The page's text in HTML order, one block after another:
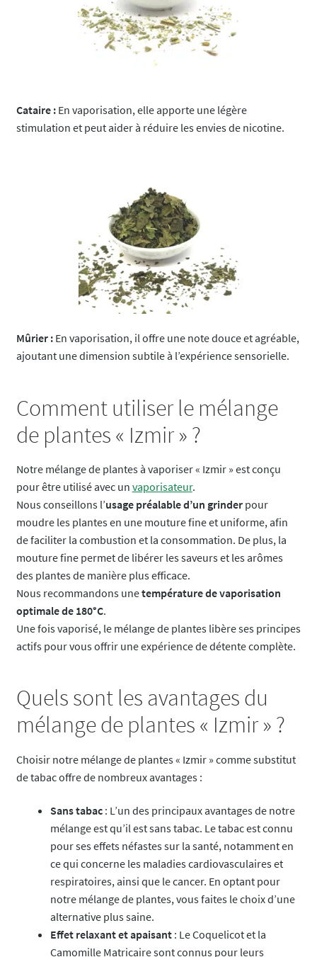
Cataire :En vaporisation, elle apporte une légère
stimulation et peut aider à réduire les envies de nicotine.
Mûrier :En vaporisation, il offre une note douce et agréable,
ajoutant une dimension subtile à l’expérience sensorielle.
Comment utiliser le mélange
de plantes « Izmir » ?
Notre mélange de plantes à vaporiser « Izmir » est conçu
pour être utilisé avec un vaporisateur.
Nous conseillons l’usage préalable d’un grinderpour
moudre les plantes en une mouture fine et uniforme, afin
de faciliter la combustion et la consommation. De plus, la
mouture fine permet de libérer les saveurs et les arômes
des plantes de manière plus efficace.
Nous recommandons unetempérature de vaporisation
optimale de 180°C.
Une fois vaporisé, le mélange de plantes libère ses principes
actifs pour vous offrir une expérience de détente complète.
Quels sont les avantages du
mélange de plantes « Izmir » ?
Choisir notre mélange de plantes « Izmir » comme substitut
de tabac offre de nombreux avantages :
Sans tabac: L’un des principaux avantages de notre
mélange est qu’il est sans tabac. Le tabac est connu
pour ses effets néfastes sur la santé, notamment en
ce qui concerne les maladies cardiovasculaires et
respiratoires, ainsi que le cancer. En optant pour
notre mélange de plantes, vous faites le choix d’une
alternative plus saine.
Effet relaxant et apaisant: Le Coquelicot et la
Camomille Matricaire sont connus pour leurs